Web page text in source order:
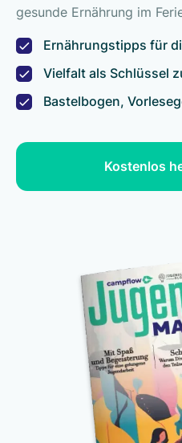
gesunde Ernährung im
Ernährungstipps für
Vielfalt als Schlüssel
Bastelbogen,
Kostenlos